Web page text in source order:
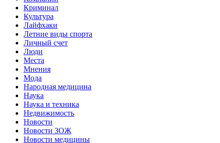
Криминал
Культура
Лайфхаки
Летние виды спорта
Личный счет
Люди
Места
Мнения
Мода
Народная медицина
Наука
Наука и техника
Недвижимость
Новости
Новости ЗОЖ
Новости медицины